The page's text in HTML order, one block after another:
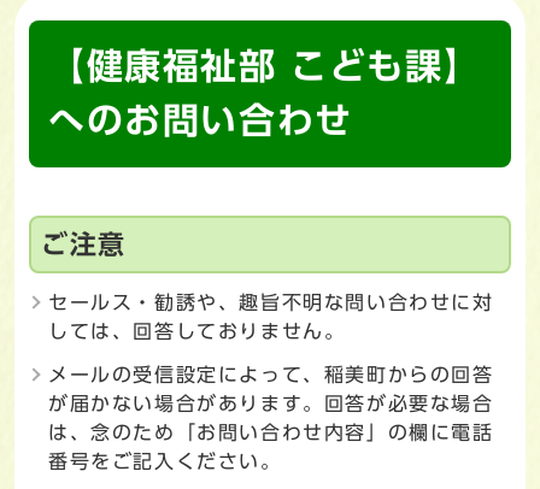
【健康福祉部 こども課】
へのお問い合わせ
ご注意
セールス・勧誘や、趣旨不明な問い合わせに対
しては、回答しておりません。
メールの受信設定によって、稲美町からの回答
が届かない場合があります。回答が必要な場合
は、念のため「お問い合わせ内容」の欄に電話
番号をご記入ください。